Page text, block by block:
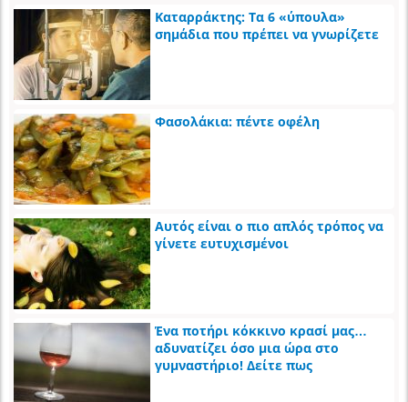
Καταρράκτης: Τα 6 «ύπουλα»
σημάδια που πρέπει να γνωρίζετε
Φασολάκια: πέντε οφέλη
Αυτός είναι ο πιο απλός τρόπος να
γίνετε ευτυχισμένοι
Ένα ποτήρι κόκκινο κρασί μας…
αδυνατίζει όσο μια ώρα στο
γυμναστήριο! Δείτε πως